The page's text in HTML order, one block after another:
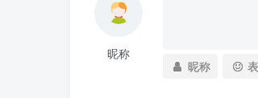
昵称
昵称